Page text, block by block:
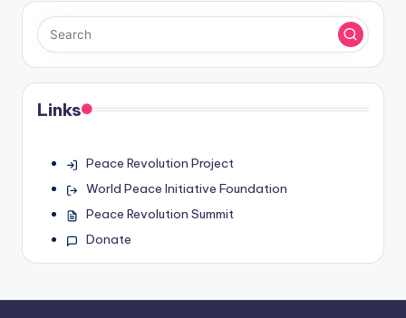
Links
Peace Revolution Project
World Peace Initiative Foundation
Peace Revolution Summit
Donate